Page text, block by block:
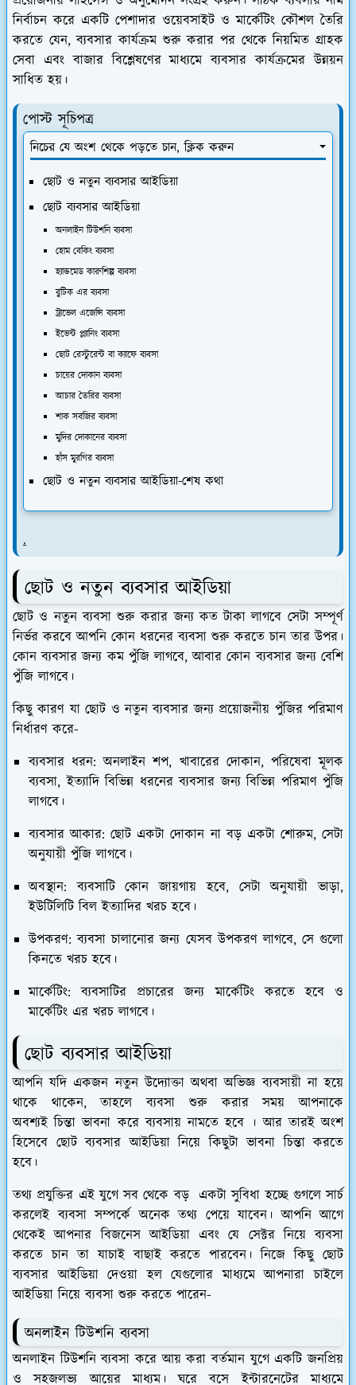
নির্বাচন করে একটি পেশাদার ওয়েবসাইট ও মার্কেটিং কৌশল তৈরি
করতে যেন, ব্যবসার কার্যক্রম শুরু করার পর থেকে নিয়মিত গ্রাহক
সেবা এবং বাজার বিশ্লেষণের মাধ্যমে ব্যবসার কার্যক্রমের উন্নয়ন
সাধিত হয়।
পোস্ট সূচিপত্র
নিচের যে অংশ থেকে পড়তে চান, ক্লিক করুন
ছোট ও নতুন ব্যবসার আইডিয়া
ছোট ব্যবসার আইডিয়া
অনলাইন টিউশনি ব্যবসা
হোম বেকিং ব্যবসা
হ্যান্ডমেড কারুশিল্প ব্যবসা
বুটিক এর ব্যবসা
ট্রাভেল এজেন্সি ব্যবসা
ইভেন্ট প্ল্যানিং ব্যবসা
ছোট রেস্টুরেন্ট বা ক্যাফে ব্যবসা
চায়ের দোকান ব্যবসা
আচার তৈরির ব্যবসা
শাক সবজির ব্যবসা
মুদির দোকানের ব্যবসা
হাঁস মুরগির ব্যবসা
ছোট ও নতুন ব্যবসার আইডিয়া-শেষ কথা
.
ছোট ও নতুন ব্যবসার আইডিয়া
ছোট ও নতুন ব্যবসা শুরু করার জন্য কত টাকা লাগবে সেটা সম্পূর্ণ
নির্ভর করবে আপনি কোন ধরনের ব্যবসা শুরু করতে চান তার উপর।
কোন ব্যবসার জন্য কম পুঁজি লাগবে, আবার কোন ব্যবসার জন্য বেশি
পুঁজি লাগবে।
কিছু কারণ যা ছোট ও নতুন ব্যবসার জন্য প্রয়োজনীয় পুঁজির পরিমাণ
নির্ধারণ করে-
ব্যবসার ধরন: অনলাইন শপ, খাবারের দোকান, পরিষেবা মূলক
ব্যবসা, ইত্যাদি বিভিন্ন ধরনের ব্যবসার জন্য বিভিন্ন পরিমাণ পুঁজি
লাগবে।
ব্যবসার আকার:ছোট একটা দোকান না বড় একটা শোরুম, সেটা
অনুযায়ী পুঁজি লাগবে।
অবস্থান: ব্যবসাটি কোন জায়গায় হবে, সেটা অনুযায়ী ভাড়া,
ইউটিলিটি বিল ইত্যাদির খরচ হবে।
উপকরণ: ব্যবসা চালানোর জন্য যেসব উপকরণ লাগবে, সে গুলো
কিনতে খরচ হবে।
মার্কেটিং: ব্যবসাটির প্রচারের জন্য মার্কেটিং করতে হবে ও
মার্কেটিং এর খরচ লাগবে।
ছোট ব্যবসার আইডিয়া
আপনি যদি একজন নতুন উদ্যোক্তা অথবা অভিজ্ঞ ব্যবসায়ী না হয়ে
থাকে থাকেন, তাহলে ব্যবসা শুরু করার সময় আপনাকে
অবশ্যই চিন্তা ভাবনা করে ব্যবসায় নামতে হবে । আর তারই অংশ
হিসেবে ছোট ব্যবসার আইডিয়া নিয়ে কিছুটা ভাবনা চিন্তা করতে
হবে।
তথ্য প্রযুক্তির এই যুগে সব থেকে বড় একটা সুবিধা হচ্ছে গুগলে সার্চ
করলেই ব্যবসা সম্পর্কে অনেক তথ্য পেয়ে যাবেন। আপনি আগে
থেকেই আপনার বিজনেস আইডিয়া এবং যে সেক্টর নিয়ে ব্যবসা
করতে চান তা যাচাই বাছাই করতে পারবেন। নিজে কিছু ছোট
ব্যবসার আইডিয়া দেওয়া হল যেগুলোর মাধ্যমে আপনারা চাইলে
আইডিয়া নিয়ে ব্যবসা শুরু করতে পারেন-
অনলাইন টিউশনি ব্যবসা
অনলাইন টিউশনি ব্যবসা করে আয় করা বর্তমান যুগে একটি জনপ্রিয়
ও সহজলভ্য আয়ের মাধ্যম। ঘরে বসে ইন্টারনেটের মাধ্যমে